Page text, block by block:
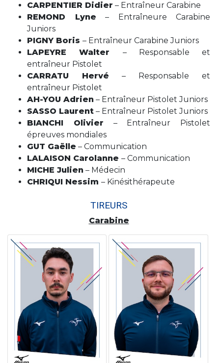
CARPENTIER Didier – Entraîneur Carabine
REMOND Lyne – Entraîneure Carabine
Juniors
PIGNY Boris – Entraîneur Carabine Juniors
LAPEYREWalter – Responsable et
entraîneur Pistolet
CARRATU Hervé – Responsable et
entraîneur Pistolet
AH-YOU Adrien – Entraîneur Pistolet Juniors
SASSO Laurent – Entraîneur Pistolet Juniors
BIANCHI Olivier – Entraîneur Pistolet
épreuves mondiales
GUT Gaëlle – Communication
LALAISON Carolanne – Communication
MICHE Julien – Médecin
CHRIQUI Nessim – Kinésithérapeute
TIREURS
Carabine